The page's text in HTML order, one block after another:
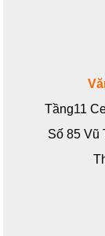
Tầng11
Số 85 Vũ